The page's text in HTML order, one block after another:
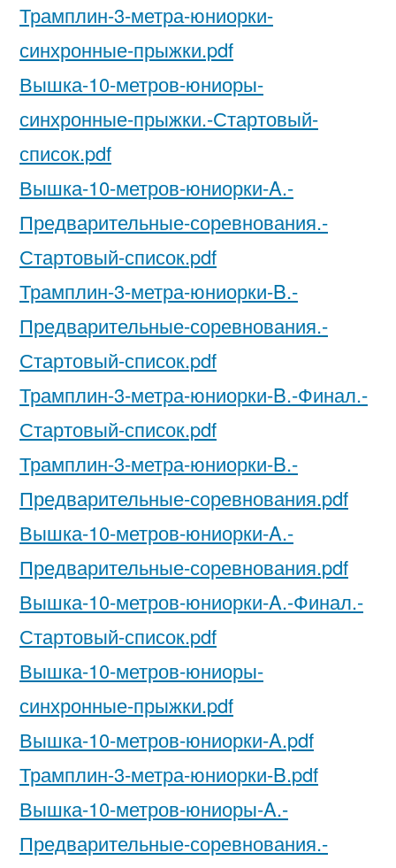
Трамплин-3-метра-юниорки-
синхронные-прыжки.pdf
Вышка-10-метров-юниоры-
синхронные-прыжки.-Стартовый-
список.pdf
Вышка-10-метров-юниорки-A.-
Предварительные-соревнования.-
Стартовый-список.pdf
Трамплин-3-метра-юниорки-B.-
Предварительные-соревнования.-
Стартовый-список.pdf
Трамплин-3-метра-юниорки-B.-Финал.-
Стартовый-список.pdf
Трамплин-3-метра-юниорки-B.-
Предварительные-соревнования.pdf
Вышка-10-метров-юниорки-A.-
Предварительные-соревнования.pdf
Вышка-10-метров-юниорки-A.-Финал.-
Стартовый-список.pdf
Вышка-10-метров-юниоры-
синхронные-прыжки.pdf
Вышка-10-метров-юниорки-A.pdf
Трамплин-3-метра-юниорки-B.pdf
Вышка-10-метров-юниоры-A.-
Предварительные-соревнования.-